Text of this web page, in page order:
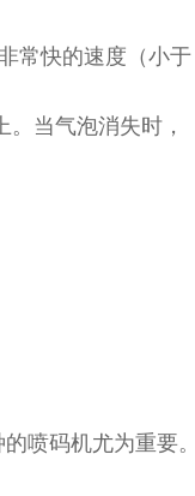
常快的速度（小于
当气泡消失时，
喷码机尤为重要